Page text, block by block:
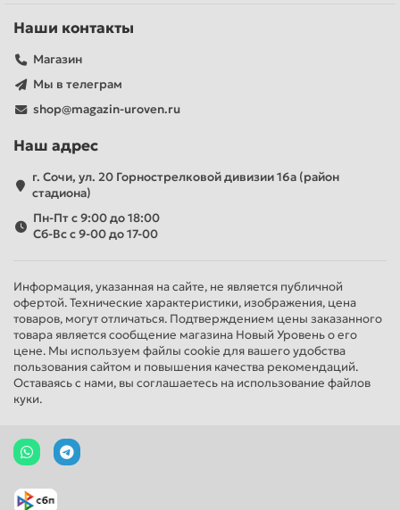
Наши контакты
Магазин
Мы в телеграм
shop@magazin-uroven.ru
Наш адрес
г. Сочи, ул. 20 Горнострелковой дивизии 16а (район
стадиона)
Пн-Пт с 9:00 до 18:00
Сб-Вс с 9-00 до 17-00
Информация, указанная на сайте, не является публичной
офертой. Технические характеристики, изображения, цена
товаров, могут отличаться. Подтверждением цены заказанного
товара является сообщение магазина Новый Уровень о его
цене. Мы используем файлы cookie для вашего удобства
пользования сайтом и повышения качества рекомендаций.
Оставаясь с нами, вы соглашаетесь на использование файлов
куки.